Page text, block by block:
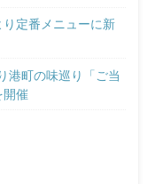
定番メニューに新
港町の味巡り「ご当
開催